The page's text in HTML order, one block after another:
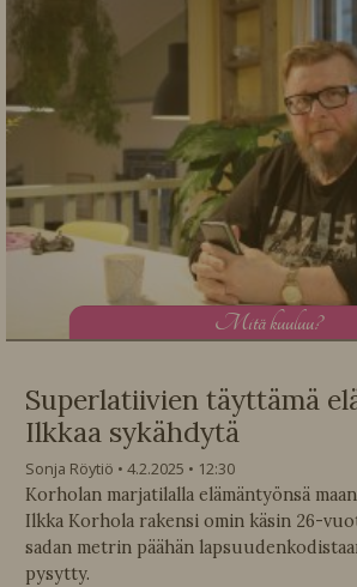
Mitä kuuluu?
Superlatiivien täyttämä
Ilkkaa sykähdytä
Sonja Röytiö 4.2.2025
12:30
Korholan marjatilalla elämäntyönsä
Ilkka Korhola rakensi omin käsin 26-
sadan metrin päähän
pysytty.